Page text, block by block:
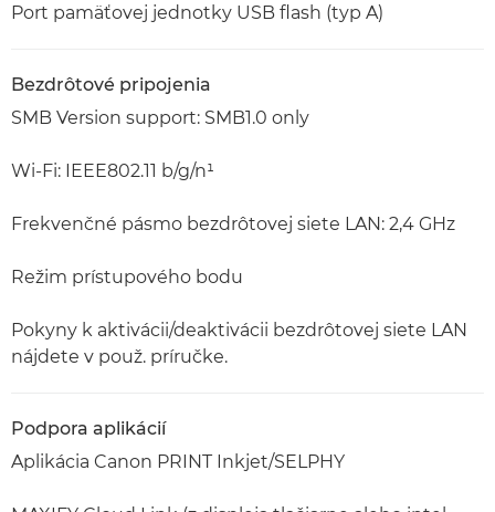
Port pamäťovej jednotky USB flash (typ A)
Bezdrôtové pripojenia
SMB Version support: SMB1.0 only
Wi-Fi: IEEE802.11 b/g/n¹
Frekvenčné pásmo bezdrôtovej siete LAN: 2,4 GHz
Režim prístupového bodu
Pokyny k aktivácii/deaktivácii bezdrôtovej siete LAN
nájdete v použ. príručke.
Podpora aplikácií
Aplikácia Canon PRINT Inkjet/SELPHY